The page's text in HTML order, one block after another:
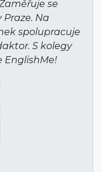
se
Na
spolupracuje
S kolegy
EnglishMe!